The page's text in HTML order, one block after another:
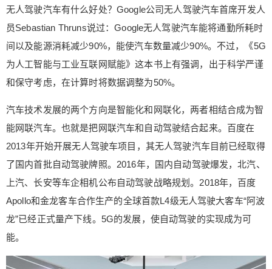
无人驾驶汽车有什么好处？Google公司无人驾驶汽车首席开发人
员Sebastian Thruns说过：Google无人驾驶汽车能将通勤所耗时
间以及能源消耗减少90%，能使汽车数量减少90%。不过，《5G
为人工智能与工业互联网赋能》这本书上有强调，出于科学严谨
和保守考虑，在计算时将数据调整为50%。
汽车技术发展的两个方向是智能化和网联化，两者相结合成为智
能网联汽车。也就是把网联汽车和自动驾驶结合起来。百度在
2013年开始开展无人驾驶车项目，其无人驾驶汽车目前已经取得
了国内首批自动驾驶牌照。2016年，国内自动驾驶爆发，北汽、
上汽、长安等车企相机公布自动驾驶战略规划。2018年，百度
Apollo和金龙客车合作生产的全球首款L4级无人驾驶大客车“阿波
龙”已经正式量产下线。5G的发展，使自动驾驶的实现成为可
能。